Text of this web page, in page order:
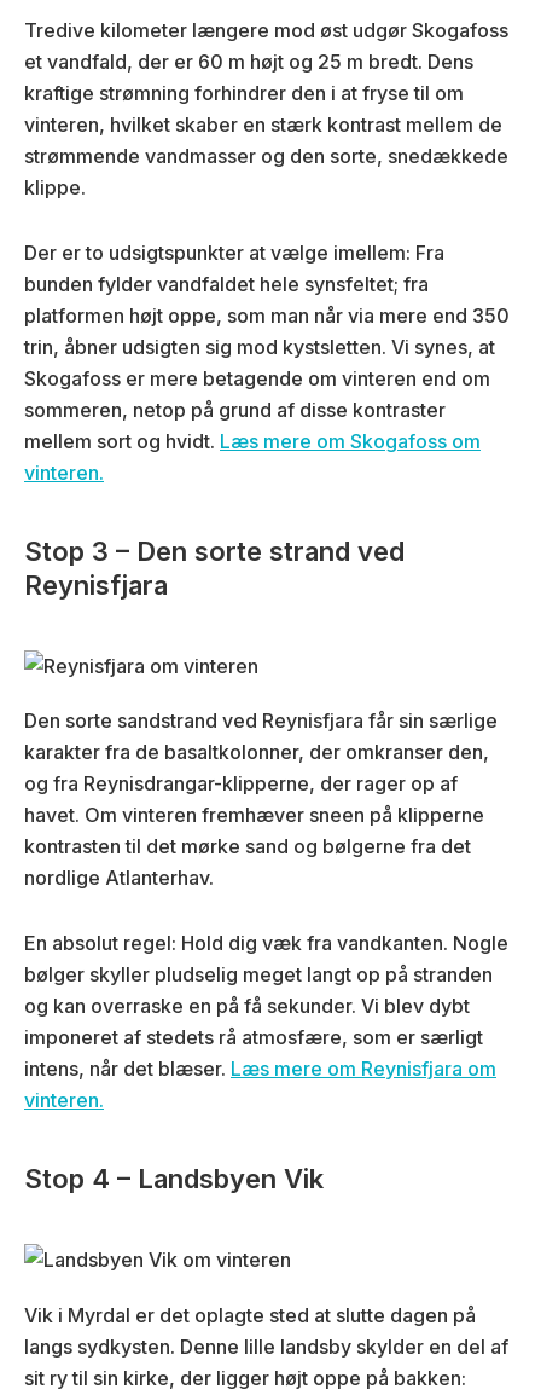
Tredive kilometer længere mod øst udgør Skogafoss
et vandfald, der er 60 m højt og 25 m bredt. Dens
kraftige strømning forhindrer den i at fryse til om
vinteren, hvilket skaber en stærk kontrast mellem de
strømmende vandmasser og den sorte, snedækkede
klippe.
Der er to udsigtspunkter at vælge imellem: Fra
bunden fylder vandfaldet hele synsfeltet; fra
platformen højt oppe, som man når via mere end 350
trin, åbner udsigten sig mod kystsletten. Vi synes, at
Skogafoss er mere betagende om vinteren end om
sommeren, netop på grund af disse kontraster
mellem sort og hvidt. Læs mere om Skogafoss om
vinteren.
Stop 3 – Den sorte strand ved
Reynisfjara
Den sorte sandstrand ved Reynisfjara får sin særlige
karakter fra de basaltkolonner, der omkranser den,
og fra Reynisdrangar-klipperne, der rager op af
havet. Om vinteren fremhæver sneen på klipperne
kontrasten til det mørke sand og bølgerne fra det
nordlige Atlanterhav.
En absolut regel: Hold dig væk fra vandkanten. Nogle
bølger skyller pludselig meget langt op på stranden
og kan overraske en på få sekunder. Vi blev dybt
imponeret af stedets rå atmosfære, som er særligt
intens, når det blæser. Læs mere om Reynisfjara om
vinteren.
Stop 4 – Landsbyen Vik
Vik i Myrdal er det oplagte sted at slutte dagen på
langs sydkysten. Denne lille landsby skylder en del af
sit ry til sin kirke, der ligger højt oppe på bakken: